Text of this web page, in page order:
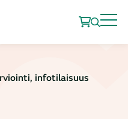
infotilaisuus